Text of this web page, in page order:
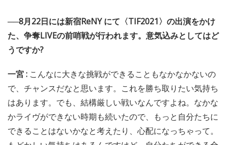
──8月22日には新宿ReNY にて〈TIF2021〉の出演をかけ
た、争奪LIVEの前哨戦が行われます。意気込みとしてはど
うですか?
一宮 : こんなに大きな挑戦ができることもなかなかないの
で、チャンスだなと思います。これを勝ち取りたい気持ち
はあります。でも、結構厳しい戦いなんですよね。なかな
かライヴができない時期も続いたので、もっと自分たちに
できることはないかなと考えたり、心配になっちゃって。